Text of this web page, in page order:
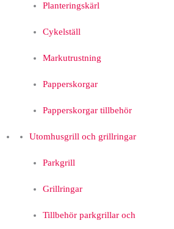
Planteringskärl
Cykelställ
Markutrustning
Papperskorgar
Papperskorgar tillbehör
Utomhusgrill och grillringar
Parkgrill
Grillringar
Tillbehör parkgrillar och